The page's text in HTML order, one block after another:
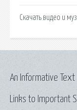
Скачать видео и
Links to Important
An Informative Text